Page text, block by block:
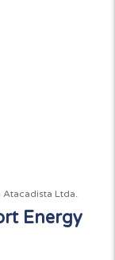
Atacadista Ltda.
Energy